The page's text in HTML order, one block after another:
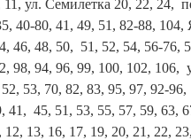
ул. Семилетка 20, 22, 24,
40-80, 41, 49, 51, 82-88,
46, 48, 50, 51, 52, 54, 56-76,
98, 94, 96, 99, 100, 102,
53, 70, 82, 83, 95, 97, 92-
45, 51, 53, 55, 57, 59, 63,
13, 16, 17, 19, 20, 21, 22,